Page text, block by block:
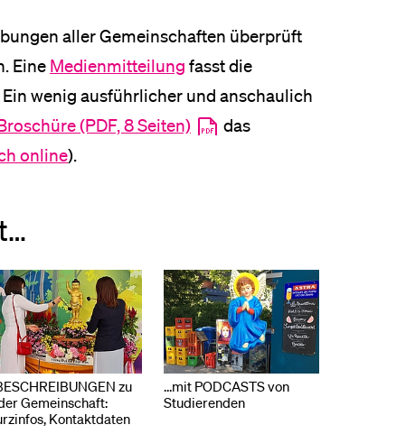
aller Gemeinschaften überprüft
Eine Medienmitteilung fasst die
wenig ausführlicher und anschaulich
(PDF, 8 Seiten)
das
online).
zu
Gemeinschaft:
Kontaktdaten
…mit PODCASTS von
Studierenden